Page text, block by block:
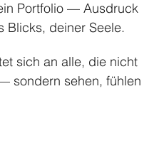
Portfolio — Ausdruck
Blicks, deiner Seele.
sich an alle, die nicht
sondern sehen, fühlen